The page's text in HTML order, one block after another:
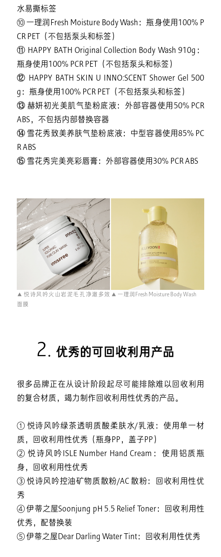
水易撕标签
⑩ 一理润Fresh Moisture Body Wash：瓶身使用100% P
CR PET（不包括泵头和标签）
⑪ HAPPY BATH Original Collection Body Wash 910g：
瓶身使用100% PCR PET（不包括泵头和标签）
⑫ HAPPY BATH SKIN U INNO:SCENT Shower Gel 500
g：瓶身使用100% PCR PET（不包括泵头和标签）
⑬ 赫妍初光美肌气垫粉底液：外部容器使用50% PCR
ABS，不包括内部替换容器
⑭ 雪花秀致美养肤气垫粉底液：中型容器使用85% PC
R ABS
⑮ 雪花秀完美亮彩唇膏：外部容器使用30% PCR ABS
▲ 悦诗风吟火山岩泥毛孔净澈多效
面膜
▲ 一理润Fresh Moisture Body Wash
2. 优秀的可回收利用产品
很多品牌正在从设计阶段起尽可能排除难以回收利用
的复合材质，竭力制作回收利用性优秀的产品。
① 悦诗风吟绿茶透明质酸柔肤水/乳液：使用单一材
质，回收利用性优秀（瓶身PP，盖子PP）
② 悦诗风吟ISLE Number Hand Cream：使用铝质瓶
身，回收利用性优秀
③ 悦诗风吟控油矿物质散粉/AC 散粉：回收利用性优
秀
④ 伊蒂之屋Soonjung pH 5.5 Relief Toner：回收利用性
优秀，配替换装
⑤ 伊蒂之屋Dear Darling Water Tint：回收利用性优秀